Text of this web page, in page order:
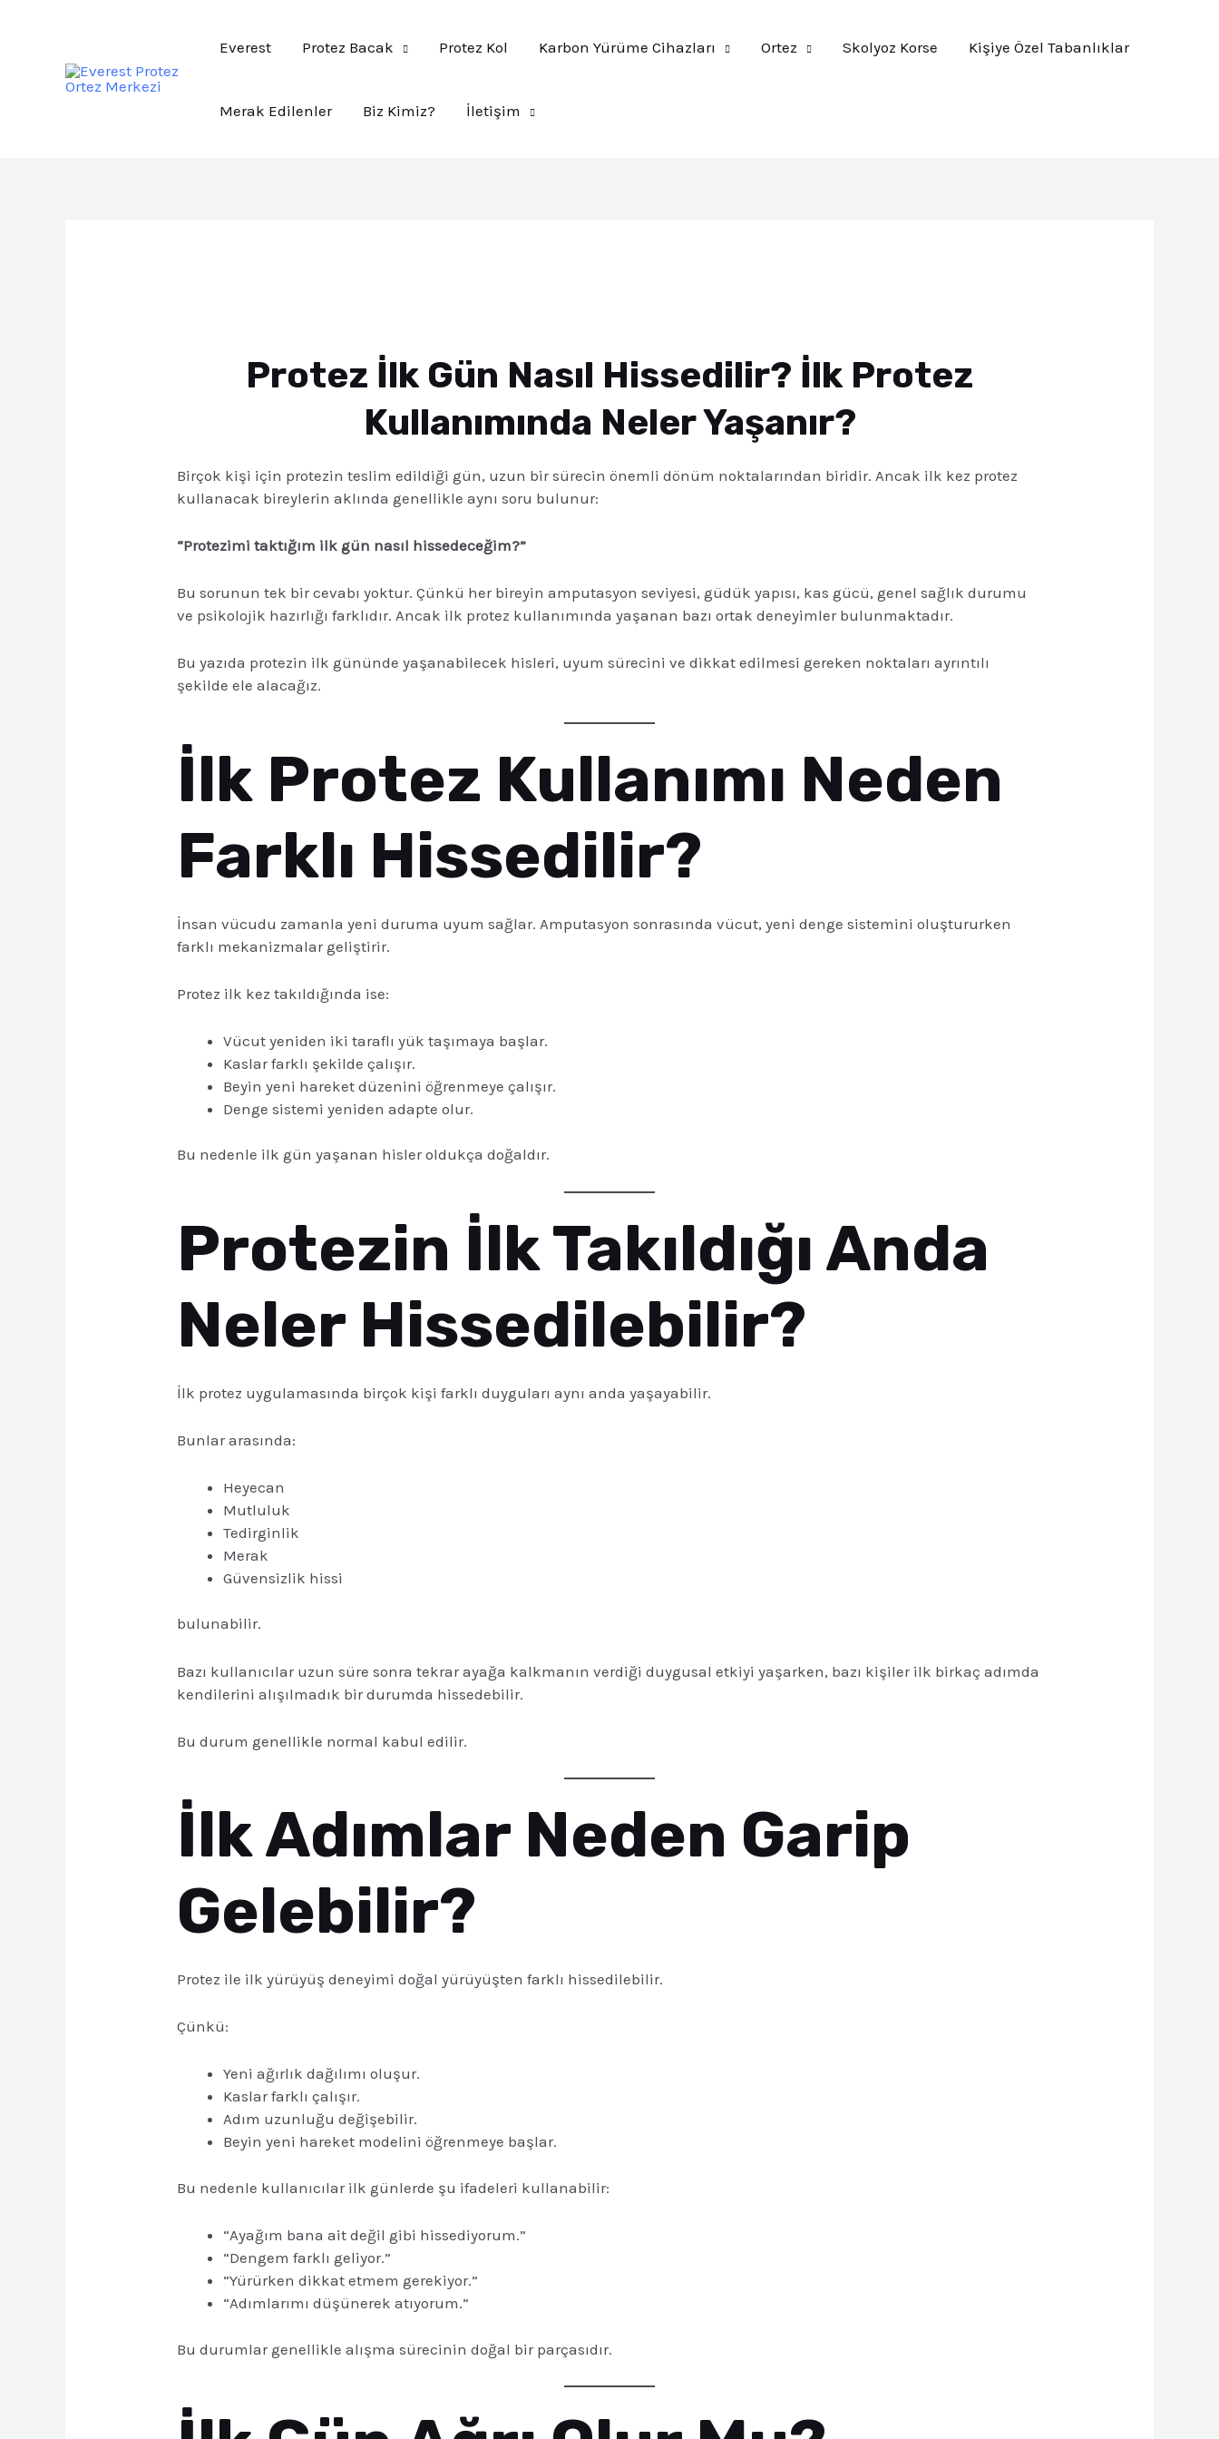
Everest
Protez Bacak Protez Kol Karbon Yürüme Cihazları Ortez Skolyoz Korse Kişiye Özel Tabanlıklar
Merak Edilenler Biz Kimiz? İletişim
Protez İlk Gün Nasıl Hissedilir? İlk Protez
Kullanımında Neler Yaşanır?
Birçok kişi için protezin teslim edildiği gün, uzun bir sürecin önemli dönüm noktalarından biridir. Ancak ilk kez protez
kullanacak bireylerin aklında genellikle aynı soru bulunur:
“Protezimi taktığım ilk gün nasıl hissedeceğim?”
Bu sorunun tek bir cevabı yoktur. Çünkü her bireyin amputasyon seviyesi, güdük yapısı, kas gücü, genel sağlık durumu
ve psikolojik hazırlığı farklıdır. Ancak ilk protez kullanımında yaşanan bazı ortak deneyimler bulunmaktadır.
Bu yazıda protezin ilk gününde yaşanabilecek hisleri, uyum sürecini ve dikkat edilmesi gereken noktaları ayrıntılı
şekilde ele alacağız.
İlk Protez Kullanımı Neden
Farklı Hissedilir?
İnsan vücudu zamanla yeni duruma uyum sağlar. Amputasyon sonrasında vücut, yeni denge sistemini oluştururken
farklı mekanizmalar geliştirir.
Protez ilk kez takıldığında ise:
Vücut yeniden iki taraflı yük taşımaya başlar.
Kaslar farklı şekilde çalışır.
Beyin yeni hareket düzenini öğrenmeye çalışır.
Denge sistemi yeniden adapte olur.
Bu nedenle ilk gün yaşanan hisler oldukça doğaldır.
Protezin İlk Takıldığı Anda
Neler Hissedilebilir?
İlk protez uygulamasında birçok kişi farklı duyguları aynı anda yaşayabilir.
Bunlar arasında:
Heyecan
Mutluluk
Tedirginlik
Merak
Güvensizlik hissi
bulunabilir.
Bazı kullanıcılar uzun süre sonra tekrar ayağa kalkmanın verdiği duygusal etkiyi yaşarken, bazı kişiler ilk birkaç adımda
kendilerini alışılmadık bir durumda hissedebilir.
Bu durum genellikle normal kabul edilir.
İlk Adımlar Neden Garip
Gelebilir?
Protez ile ilk yürüyüş deneyimi doğal yürüyüşten farklı hissedilebilir.
Çünkü:
Yeni ağırlık dağılımı oluşur.
Kaslar farklı çalışır.
Adım uzunluğu değişebilir.
Beyin yeni hareket modelini öğrenmeye başlar.
Bu nedenle kullanıcılar ilk günlerde şu ifadeleri kullanabilir:
“Ayağım bana ait değil gibi hissediyorum.”
“Dengem farklı geliyor.”
“Yürürken dikkat etmem gerekiyor.”
“Adımlarımı düşünerek atıyorum.”
Bu durumlar genellikle alışma sürecinin doğal bir parçasıdır.